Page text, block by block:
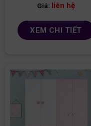
Giá: liên hệ
XEM CHI TIẾT